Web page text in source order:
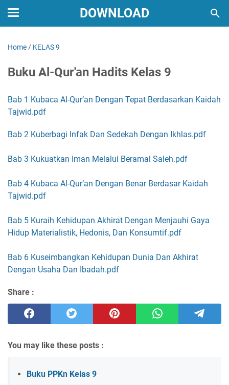
DOWNLOAD
Home / KELAS 9
Buku Al-Qur'an Hadits Kelas 9
Bab 1 Kubaca Al-Qur’an Dengan Tepat Berdasarkan Kaidah
Tajwid.pdf
Bab 2 Kuberbagi Infak Dan Sedekah Dengan Ikhlas.pdf
Bab 3 Kukuatkan Iman Melalui Beramal Saleh.pdf
Bab 4 Kubaca Al-Qur’an Dengan Benar Berdasar Kaidah
Tajwid.pdf
Bab 5 Kuraih Kehidupan Akhirat Dengan Menjauhi Gaya
Hidup Materialistik, Hedonis, Dan Konsumtif.pdf
Bab 6 Kuseimbangkan Kehidupan Dunia Dan Akhirat
Dengan Usaha Dan Ibadah.pdf
Share :
You may like these posts :
Buku PPKn Kelas 9